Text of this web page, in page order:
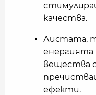
качества.
Листата,
енергията
вещества
ефекти.